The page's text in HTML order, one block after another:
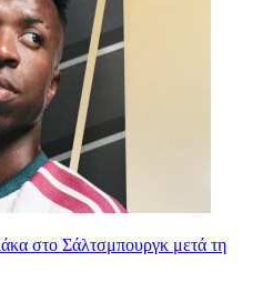
στο Σάλτσμπουργκ μετά τη